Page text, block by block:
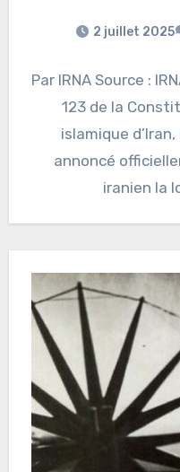
2 juillet 2025
Par IRNA Source :
123 de la
islamique
annoncé
iranien la